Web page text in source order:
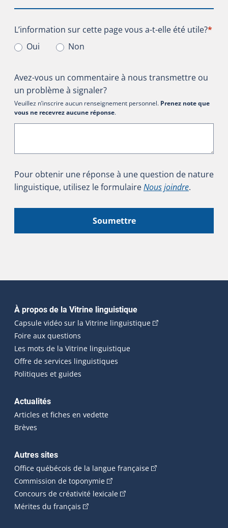
L’information sur cette page vous a-t-elle été utile?
L’information sur cette page vous a-t-elle été utile?*
Oui
Non
Avez-vous un commentaire à nous transmettre ou
un problème à signaler?
Veuillez n’inscrire aucun renseignement personnel. Prenez note que
vous ne recevrez aucune réponse.
Pour obtenir une réponse à une question de nature
linguistique, utilisez le formulaireNous joindre.
Soumettre
Navigation principale
À propos de la Vitrine linguistique
Capsule vidéo sur la Vitrine linguistique(Cet hyperlien
Foire aux questions
Les mots de la Vitrine linguistique
Offre de services linguistiques
Politiques et guides
Actualités
Articles et fiches en vedette
Brèves
Autres sites
Office québécois de la langue française(Cet hyperlien
Commission de toponymie(Cet hyperlien externe s'ouvrira
Concours de créativité lexicale(Cet hyperlien externe
Mérites du français (Cet hyperlien externe s'ouvrira dans une